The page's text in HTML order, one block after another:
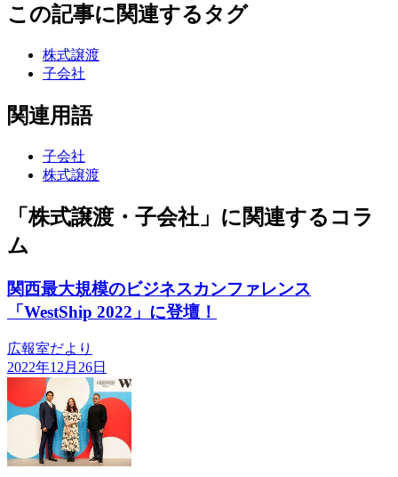
この記事に関連するタグ
株式譲渡
子会社
関連用語
子会社
株式譲渡
「株式譲渡・子会社」に関連するコラ
ム
関西最大規模のビジネスカンファレンス
「WestShip 2022」に登壇！
広報室だより
2022年12月26日